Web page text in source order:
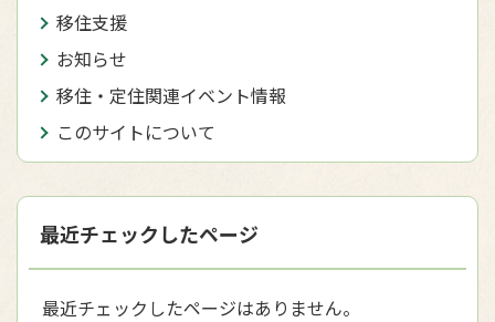
移住支援
お知らせ
移住・定住関連イベント情報
このサイトについて
最近チェックしたページ
最近チェックしたページはありません。